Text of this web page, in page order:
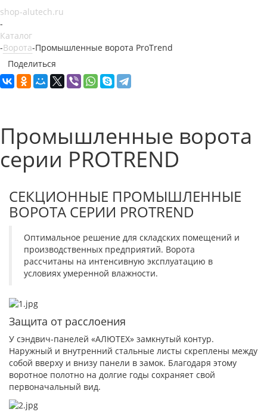
shop-alutech.ru
-
Каталог
-Ворота-Промышленные ворота ProTrend
Поделиться
Промышленные ворота
серии PROTREND
СЕКЦИОННЫЕ ПРОМЫШЛЕННЫЕ
ВОРОТА СЕРИИ PROTREND
Оптимальное решение для складских помещений и
производственных предприятий. Ворота
рассчитаны на интенсивную эксплуатацию в
условиях умеренной влажности.
Защита от расслоения
У сэндвич-панелей «АЛЮТЕХ» замкнутый контур.
Наружный и внутренний стальные листы скреплены между
собой вверху и внизу панели в замок. Благодаря этому
воротное полотно на долгие годы сохраняет свой
первоначальный вид.